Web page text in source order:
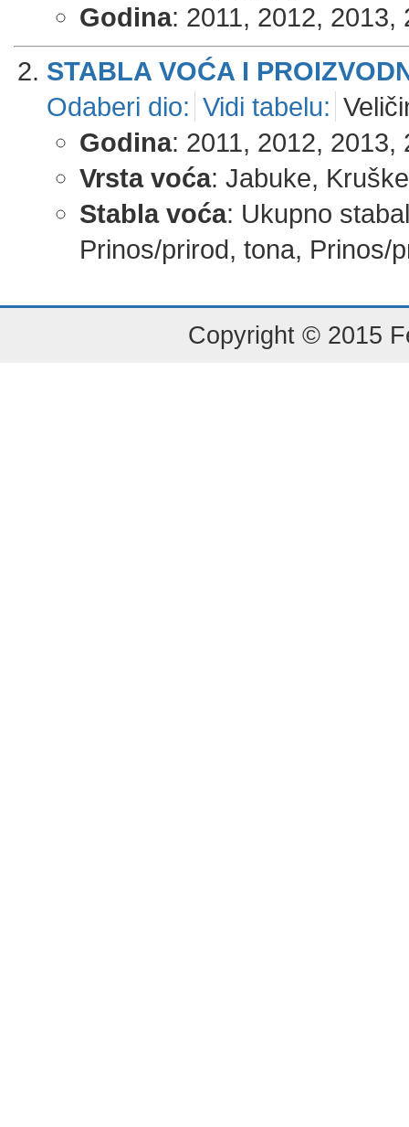
Godina: 2011, 2012, 2013,
STABLA VOĆA I
Odaberi dio: Vidi tabelu:
Godina: 2011, 2012, 2013,
Vrsta voća: Jabuke,
Stabla voća: Ukupno
Prinos/prirod, tona, Prinos/
Copyright © 2015